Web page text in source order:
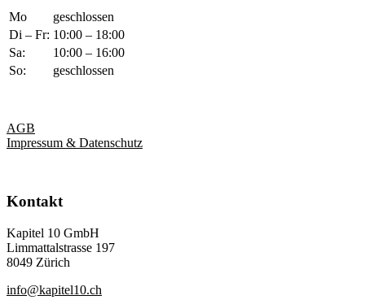
Mo
geschlossen
Di – Fr: 10:00 – 18:00
Sa:
10:00 – 16:00
So:
geschlossen
AGB
Impressum & Datenschutz
Kontakt
Kapitel 10 GmbH
Limmattalstrasse 197
8049 Zürich
info@kapitel10.ch